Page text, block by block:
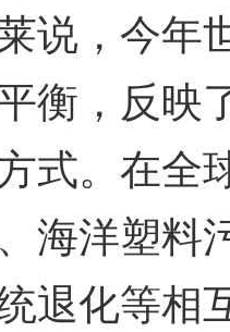
，今年
衡，反映
式。在全
海洋塑料
退化等相